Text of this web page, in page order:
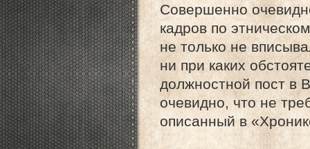
Совершенно
кадров по
не только не
ни при каких
должностной пост в
очевидно, что не
описанный в